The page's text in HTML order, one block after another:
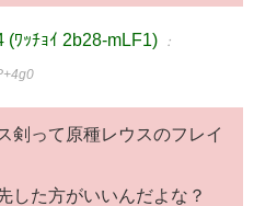
ﾜｯﾁｮｲ 2b28-mLF1) ：
剣って原種レウスのフレイ
した方がいいんだよな？